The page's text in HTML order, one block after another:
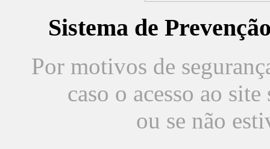
Sistema de
Por motivos de
caso o acesso ao
ou se não